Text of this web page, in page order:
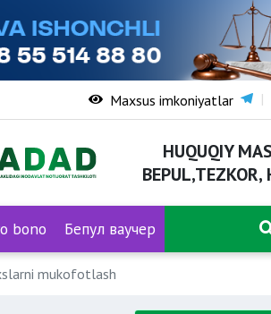
Maxsus imkoniyatlar
HUQUQIY
bono Бепул ваучер
mukofotlash